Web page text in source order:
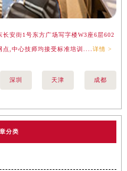
安街1号东方广场写字楼W3座6层602
,中心技师均接受标准培训.... 详情 >
深圳 天津 成都
分类